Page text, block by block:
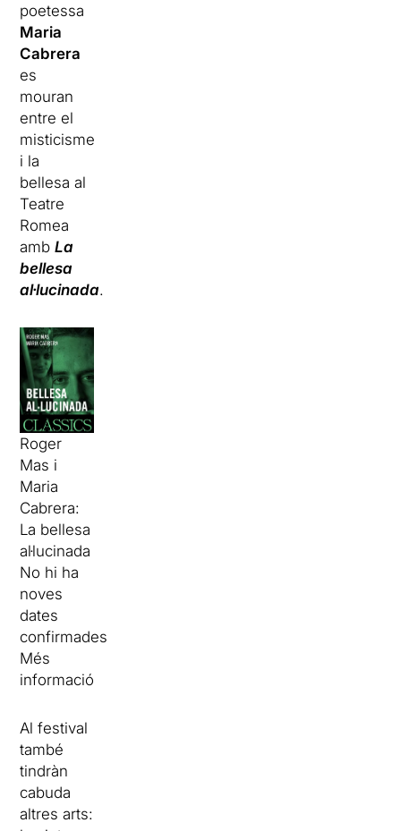
poetessa
Maria
Cabrera
es
mouran
entre el
misticisme
i la
bellesa al
Teatre
Romea
ambLa
bellesa
al·lucinada.
Roger
Mas i
Maria
Cabrera:
La bellesa
al·lucinada
No hi ha
noves
dates
confirmades
Més
informació
Al festival
també
tindràn
cabuda
altres arts: